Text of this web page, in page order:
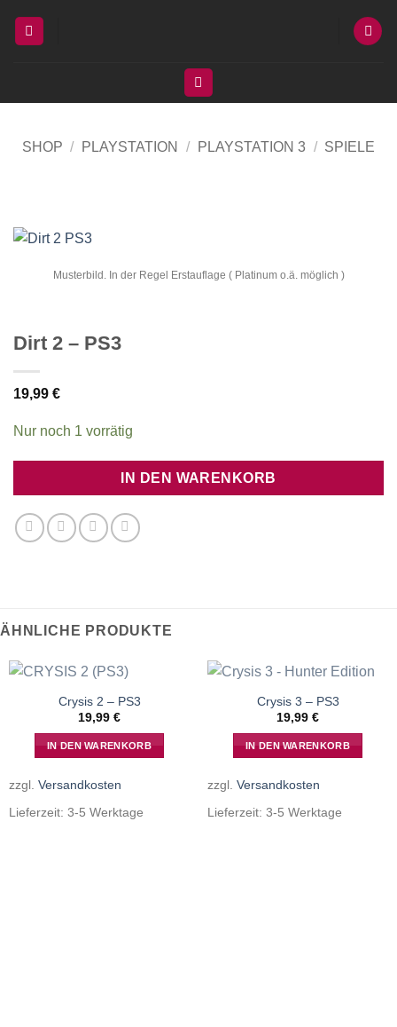
Inhalt
SHOP / PLAYSTATION / PLAYSTATION 3 / SPIELE
Musterbild. In der Regel Erstauflage ( Platinum o.ä. möglich )
Dirt 2 – PS3
19,99 €
Nur noch 1 vorrätig
IN DEN WARENKORB
ÄHNLICHE PRODUKTE
Crysis 2 – PS3
19,99 €
IN DEN WARENKORB
zzgl. Versandkosten
Lieferzeit: 3-5 Werktage
Crysis 3 – PS3
19,99 €
IN DEN WARENKORB
zzgl. Versandkosten
Lieferzeit: 3-5 Werktage